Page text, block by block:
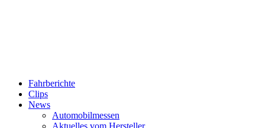
Fahrberichte
Clips
News
Automobilmessen
Aktuelles vom Hersteller